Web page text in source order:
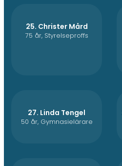
25. Christer Mård
75 år, Styrelseproffs
27. Linda Tengel
50 år, Gymnasielärare